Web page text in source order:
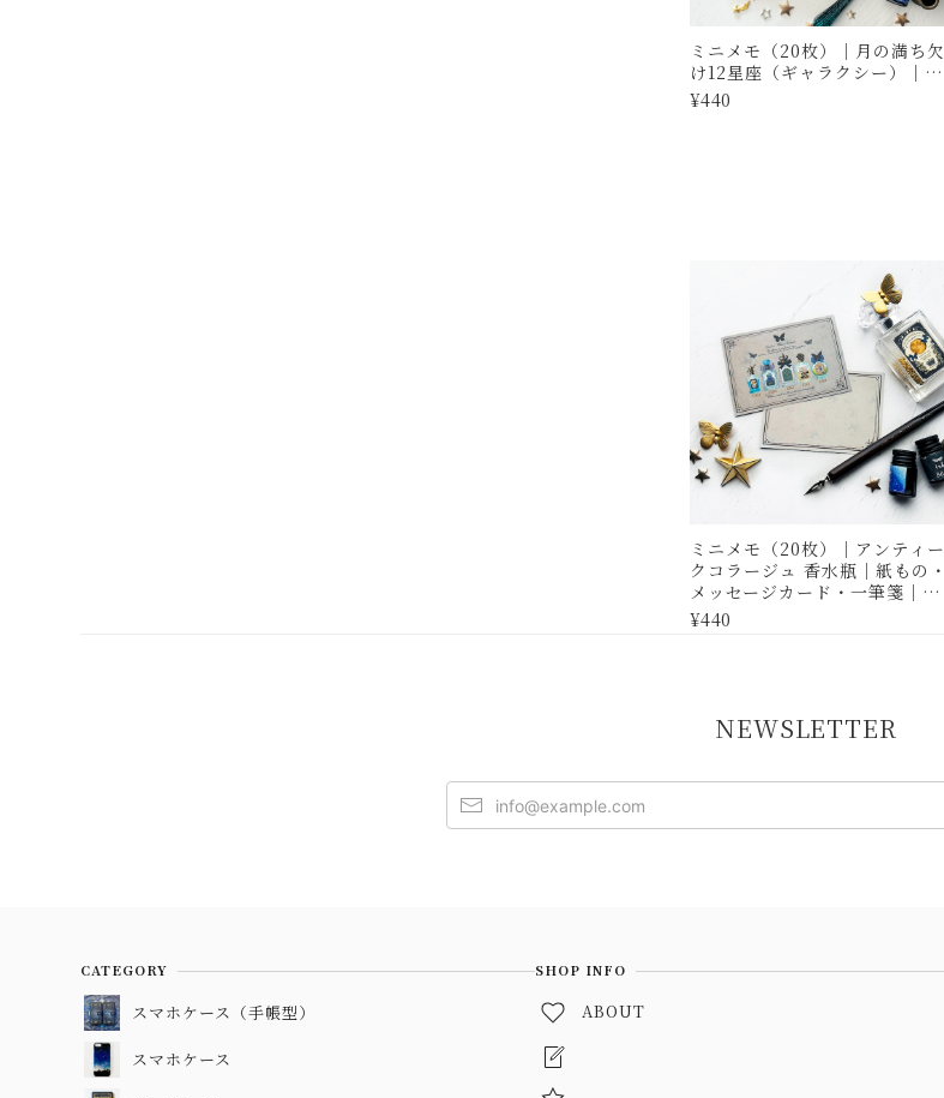
ミニメモ（20枚）｜月の満ち欠
け12星座（ギャラクシー）｜紙
もの・メッセージカード・一筆
箋｜星空・夜空・月
¥440
ミニメモ（20枚）｜アンティー
クコラージュ 香水瓶｜紙もの・
メッセージカード・一筆箋｜星
空・月
¥440
NEWSLETTER
CATEGORY
スマホケース（手帳型）
スマホケース
SHOP INFO
ABOUT